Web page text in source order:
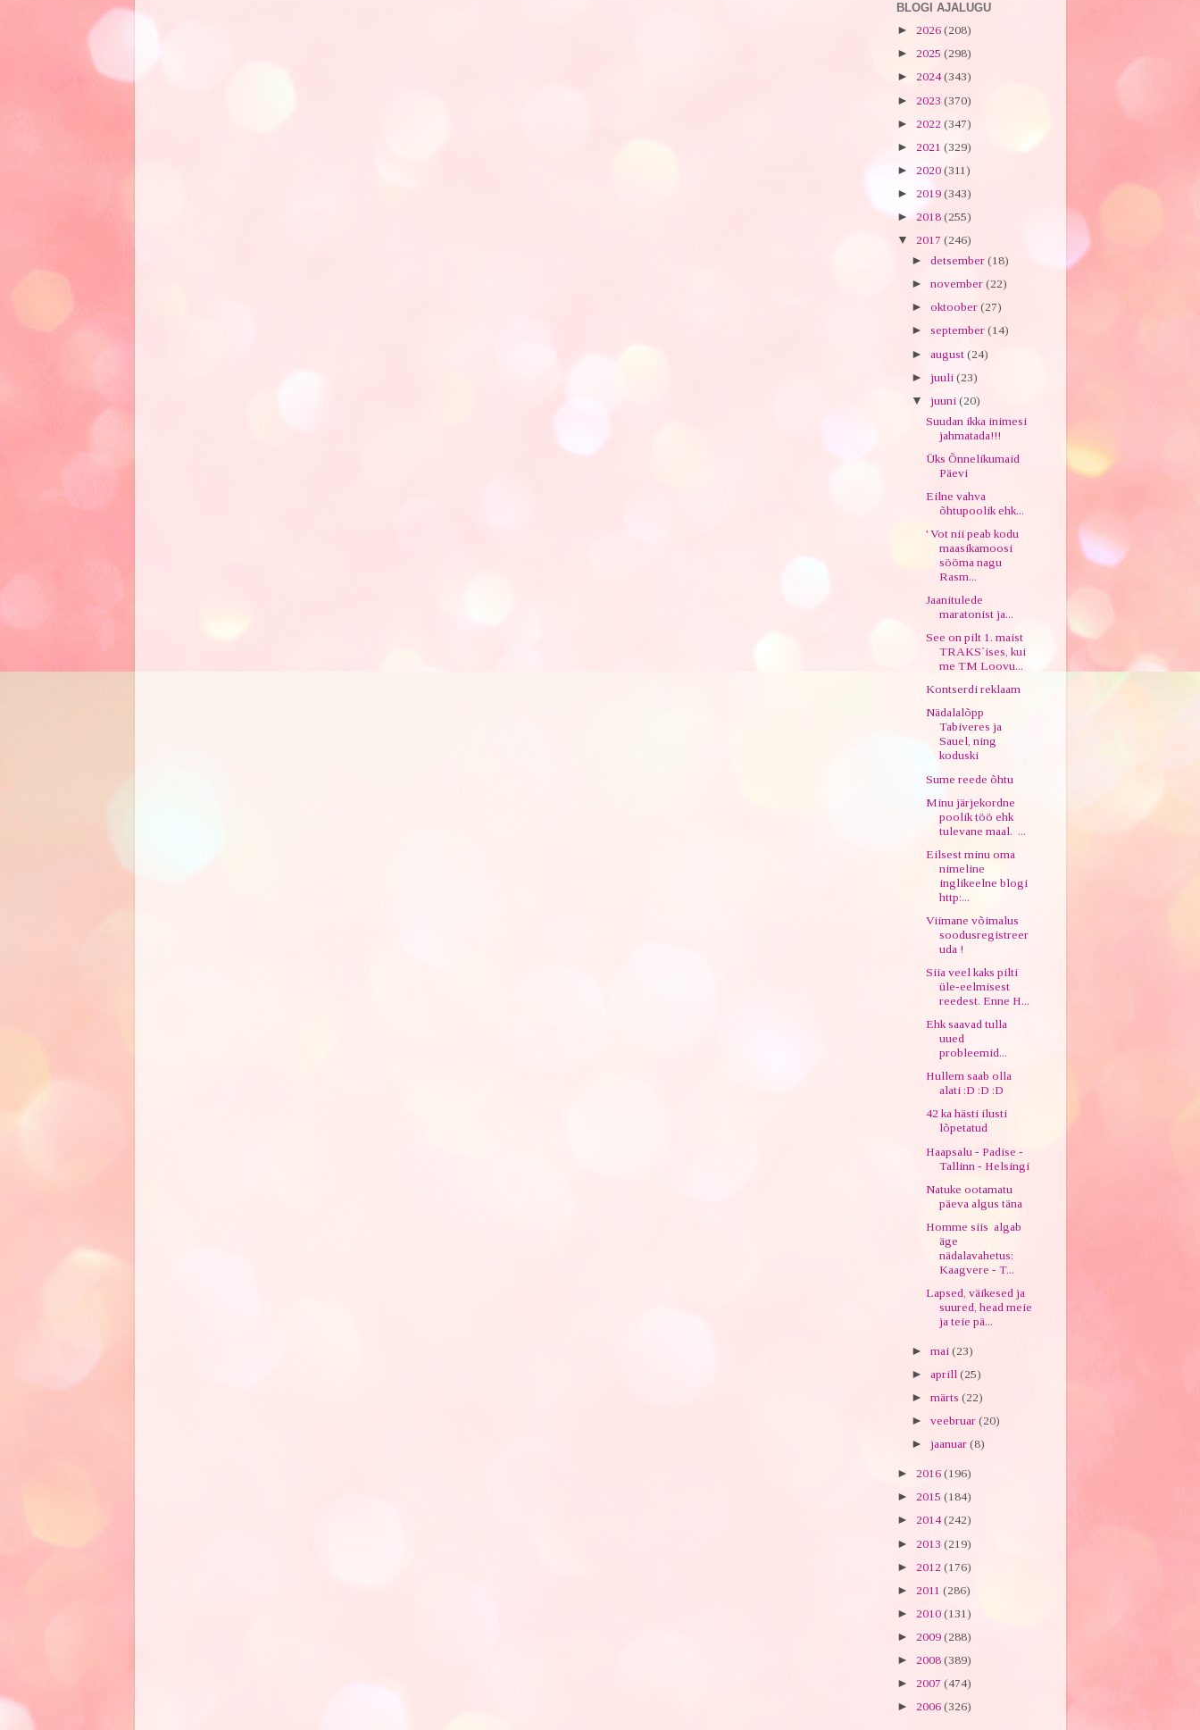
BLOGI AJALUGU
► 2026 (208)
► 2025 (298)
► 2024(343)
► 2023 (370)
► 2022 (347)
► 2021 (329)
► 2020 (311)
► 2019 (343)
► 2018 (255)
▼ 2017 (246)
► detsember (18)
► november (22)
► oktoober (27)
► september (14)
► august (24)
► juuli (23)
▼ juuni (20)
Suudan ikka inimesi
jahmatada!!!
Üks Õnnelikumaid
Päevi
Eilne vahva
õhtupoolik ehk...
' Vot nii peab kodu
maasikamoosi
sööma nagu
Rasm...
Jaanitulede
maratonist ja...
See on pilt 1. maist
TRAKS´ises, kui
me TM Loovu...
Kontserdi reklaam
Nädalalõpp
Tabiveres ja
Sauel, ning
koduski
Sume reede õhtu
Minu järjekordne
poolik töö ehk
tulevane maal. ...
Eilsest minu oma
nimeline
inglikeelne blogi
http:...
Viimane võimalus
soodusregistreer
uda !
Siia veel kaks pilti
üle-eelmisest
reedest. Enne H...
Ehk saavad tulla
uued
probleemid...
Hullem saab olla
alati :D :D :D
42 ka hästi ilusti
lõpetatud
Haapsalu - Padise -
Tallinn - Helsingi
Natuke ootamatu
päeva algus täna
Homme siis algab
äge
nädalavahetus:
Kaagvere - T...
Lapsed, väikesed ja
suured, head meie
ja teie pä...
► mai (23)
► aprill (25)
► märts (22)
► veebruar (20)
► jaanuar (8)
► 2016 (196)
► 2015 (184)
► 2014(242)
► 2013 (219)
► 2012 (176)
► 2011 (286)
► 2010 (131)
► 2009 (288)
► 2008 (389)
► 2007 (474)
► 2006 (326)